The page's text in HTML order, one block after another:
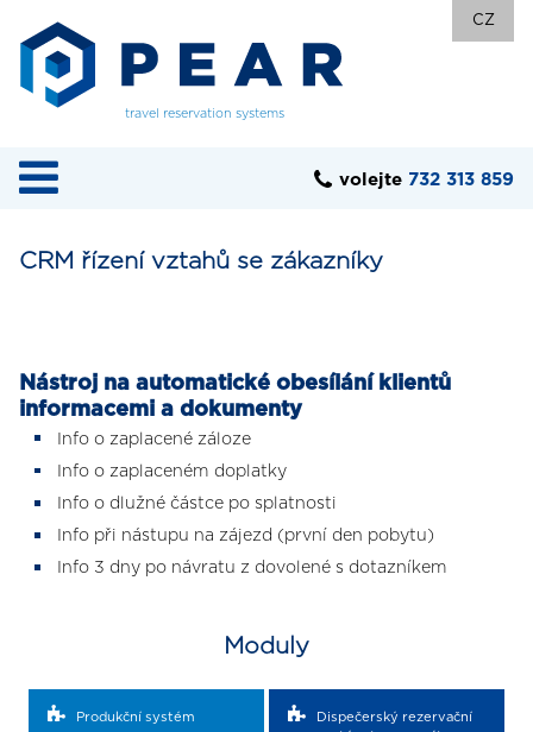
travel reservation systems
CZ
volejte 732 313 859
CRM řízení vztahů se zákazníky
Nástroj na automatické obesílání klientů
informacemi a dokumenty
Info o zaplacené záloze
Info o zaplaceném doplatky
Info o dlužné částce po splatnosti
Info při nástupu na zájezd (první den pobytu)
Info 3 dny po návratu z dovolené s dotazníkem
Moduly
Produkční systém
Dispečerský rezervační